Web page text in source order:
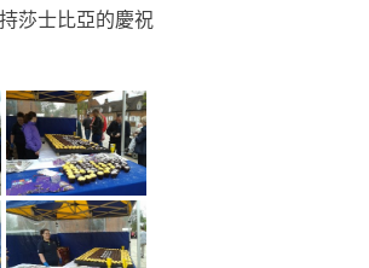
莎士比亞的慶祝